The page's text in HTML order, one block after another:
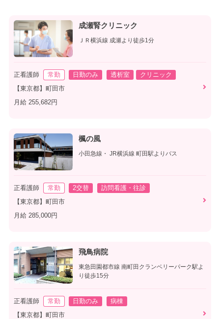
成瀬腎クリニック
ＪＲ横浜線 成瀬より徒歩1分
正看護師 常勤 日勤のみ 透析室
クリニック
【東京都】町田市
月給 255,682円
楓の風
小田急線・ JR横浜線 町田駅よりバス
正看護師 常勤 2交替
訪問看護・往診
【東京都】町田市
月給 285,000円
飛鳥病院
東急田園都市線 南町田クランベリーパーク駅よ
り徒歩15分
正看護師 常勤 日勤のみ
病棟
【東京都】町田市